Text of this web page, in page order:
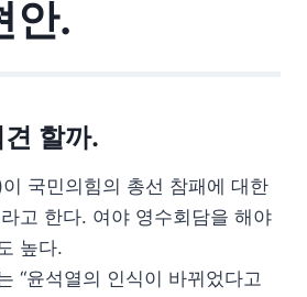
안.
할까.
국민의힘의 총선 참패에 대한
고 한다. 여야 영수회담을 해야
높다.
“윤석열의 인식이 바뀌었다고